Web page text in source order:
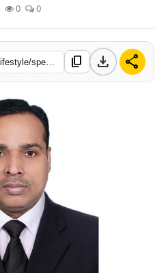
0 0
content_copy download share